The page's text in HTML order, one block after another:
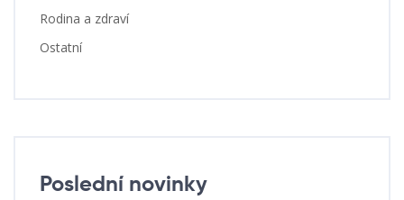
Rodina a zdraví
Ostatní
Poslední novinky